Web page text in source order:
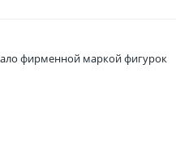
фирменной маркой фигурок